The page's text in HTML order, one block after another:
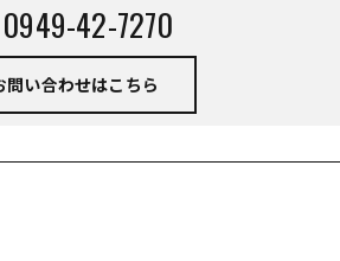
0949-42-7270
問い合わせはこちら